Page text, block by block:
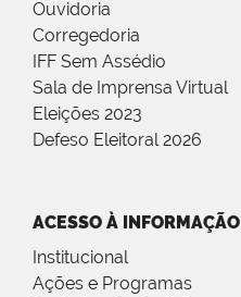
Ouvidoria
Corregedoria
IFF Sem Assédio
Sala de Imprensa Virtual
Eleições 2023
Defeso Eleitoral 2026
ACESSO À INFORMAÇÃO
Institucional
Ações e Programas